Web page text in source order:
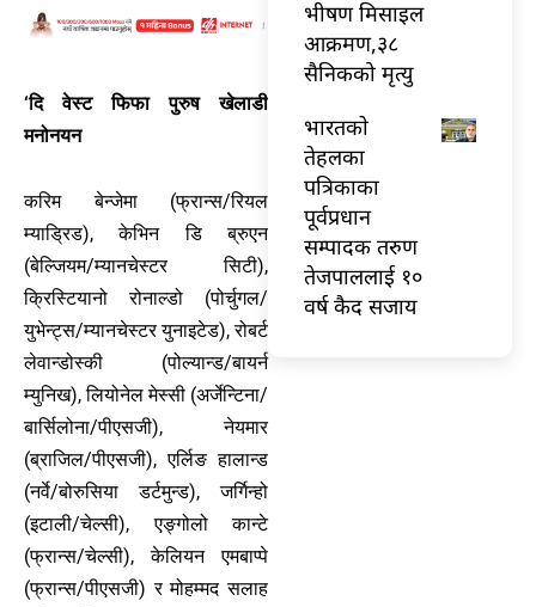
‘दि वेस्ट फिफा पुरुष खेलाडी
मनोनयन
करिम बेन्जेमा (फ्रान्स/रियल
म्याड्रिड), केभिन डि ब्रुएन
(बेल्जियम/म्यानचेस्टर सिटी),
क्रिस्टियानो रोनाल्डो (पोर्चुगल/
युभेन्ट्स/म्यानचेस्टर युनाइटेड), रोबर्ट
लेवान्डोस्की (पोल्यान्ड/बायर्न
म्युनिख), लियोनेल मेस्सी (अर्जेन्टिना/
बार्सिलोना/पीएसजी), नेयमार
(ब्राजिल/पीएसजी), एर्लिङ हालान्ड
(नर्वे/बोरुसिया डर्टमुन्ड), जर्गिन्हो
(इटाली/चेल्सी), एङ्गोलो कान्टे
(फ्रान्स/चेल्सी), केलियन एमबाप्पे
(फ्रान्स/पीएसजी) र मोहम्मद सलाह
भीषण मिसाइल
आक्रमण,३८
सैनिकको मृत्यु
भारतकाे
तेहलका
पत्रिकाका
पूर्वप्रधान
सम्पादक तरुण
तेजपाललाई १०
वर्ष कैद सजाय